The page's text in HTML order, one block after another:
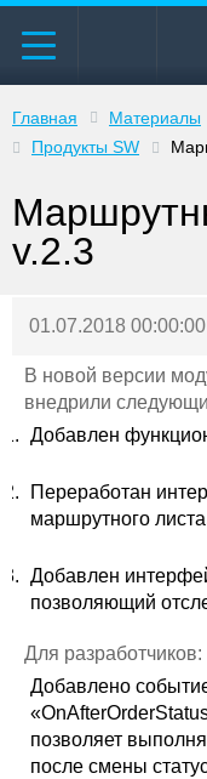
Главная Материалы
Продукты SW
v.2.3
01.07.2018 00:00:00
В новой версии
внедрили
Добавлен
Переработан
маршрутного
Добавлен
позволяющий
Для разработчиков:
Добавлено
позволяет
после смены